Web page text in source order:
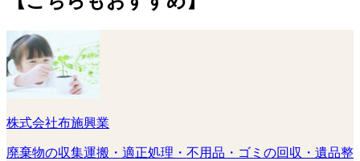
株式会社布施興業
廃棄物の収集運搬・適正処理・不用品・ゴミの回収・遺品整